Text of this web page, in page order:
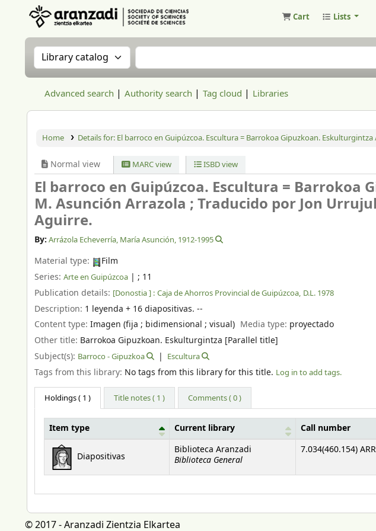
Cart Lists
Search the catalog by:Search the catalog
Advanced search Authority search Tag cloud Libraries
Home Details for: El barroco en Guipúzcoa. Escultura = Barrokoa Gipuzkoan. Eskulturgintza
Normal view MARC view ISBD view
El barroco en Guipúzcoa. Escultura = Barrokoa
M. Asunción Arrazola ; Traducido por Jon
Aguirre.
By: Arrázola Echeverría, María Asunción, 1912-1995
Material type:
Film
Series: Arte en Guipúzcoa | ; 11
Publication details: [Donostia ] : Caja de Ahorros Provincial de Guipúzcoa, D.L. 1978
Description: 1 leyenda + 16 diapositivas. --
Content type: Imagen (fija ; bidimensional ; visual) Media type: proyectado
Other title: Barrokoa Gipuzkoan. Eskulturgintza [Parallel title]
Subject(s): Barroco - Gipuzkoa Escultura
Tags from this library: No tags from this library for this title. Log in to add tags.
Holdings( 1 ) Title notes ( 1 ) Comments ( 0 )
Holdings
Item type Current library Call number
Diapositivas
Biblioteca Aranzadi
Biblioteca General
7.034(460.154)
© 2017 - Aranzadi Zientzia Elkartea